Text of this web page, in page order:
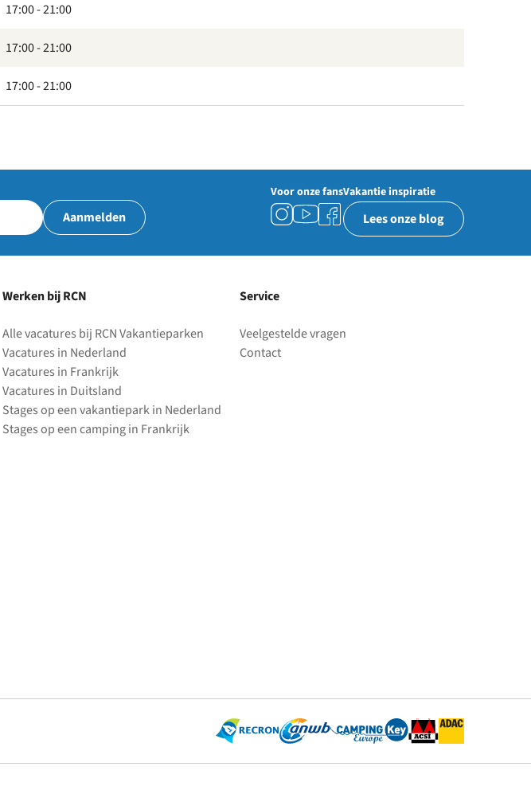
17:00 - 21:00
17:00 - 21:00
17:00 - 21:00
Aanmelden
Voor onze fansVakantie inspiratie
Lees onze blog
Werken bij RCN
Alle vacatures bij RCN Vakantieparken
Vacatures in Nederland
Vacatures in Frankrijk
Vacatures in Duitsland
Stages op een vakantiepark in Nederland
Stages op een camping in Frankrijk
Service
Veelgestelde vragen
Contact